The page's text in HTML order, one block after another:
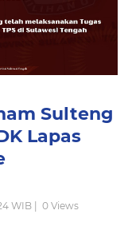
Sulteng
Lapas
WIB | 0 Views